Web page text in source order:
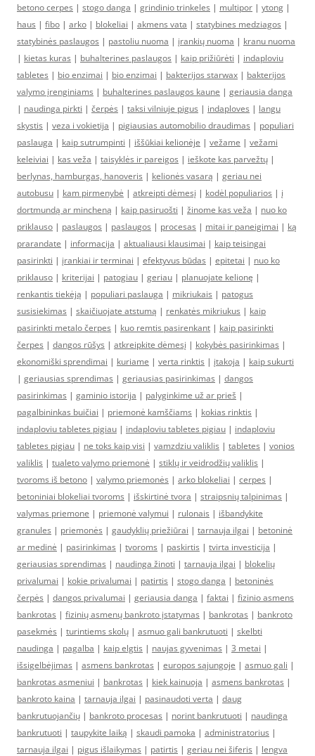
betono cerpes | stogo danga | grindinio trinkeles | multipor | ytong |
haus | fibo | arko | blokeliai | akmens vata | statybines medziagos |
statybinės paslaugos | pastoliu nuoma | įrankių nuoma | kranu nuoma
| kietas kuras | buhalterines paslaugos | kaip prižiūrėti | indaploviu
tabletes | bio enzimai | bio enzimai | bakterijos starwax | bakterijos
valymo įrenginiams | buhalterines paslaugos kaune | geriausia danga
| naudinga pirkti | čerpės | taksi vilniuje pigus | indaploves | langu
skystis | veza i vokietija | pigiausias automobilio draudimas | populiari
paslauga | kaip sutrumpinti | iššūkiai kelionėje | vežame | vežami
keleiviai | kas veža | taisyklės ir pareigos | ieškote kas parvežtų |
berlynas, hamburgas, hanoveris | kelionės vasarą | geriau nei
autobusu | kam pirmenybė | atkreipti dėmesį | kodėl populiarios | į
dortmundą ar mincheną | kaip pasiruošti | žinome kas veža | nuo ko
priklauso | paslaugos | paslaugos | procesas | mitai ir paneigimai | ką
prarandate | informacija | aktualiausi klausimai | kaip teisingai
pasirinkti | įrankiai ir terminai | efektyvus būdas | epitetai | nuo ko
priklauso | kriterijai | patogiau | geriau | planuojate kelionę |
renkantis tiekėją | populiari paslauga | mikriukais | patogus
susisiekimas | skaičiuojate atstumą | renkatės mikriukus | kaip
pasirinkti metalo čerpes | kuo remtis pasirenkant | kaip pasirinkti
čerpes | dangos rūšys | atkreipkite dėmesį | kokybės pasirinkimas |
ekonomiški sprendimai | kuriame | verta rinktis | įtakoja | kaip sukurti
| geriausias sprendimas | geriausias pasirinkimas | dangos
pasirinkimas | gaminio istorija | palyginkime už ar prieš |
pagalbininkas buičiai | priemonė kamščiams | kokias rinktis |
indaploviu tabletes pigiau | indaploviu tabletes pigiau | indaploviu
tabletes pigiau | ne toks kaip visi | vamzdziu valiklis | tabletes | vonios
valiklis | tualeto valymo priemonė | stiklų ir veidrodžių valiklis |
tvoroms iš betono | valymo priemonės | arko blokeliai | cerpes |
betoniniai blokeliai tvoroms | išskirtinė tvora | straipsnių talpinimas |
valymas priemone | priemonė valymui | rulonais | išbandykite
granules | priemonės | gaudyklių priežiūrai | tarnauja ilgai | betoninė
ar medinė | pasirinkimas | tvoroms | paskirtis | tvirta investicija |
geriausias sprendimas | naudinga žinoti | tarnauja ilgai | blokelių
privalumai | kokie privalumai | patirtis | stogo danga | betoninės
čerpės | dangos privalumai | geriausia danga | faktai | fizinio asmens
bankrotas | fizinių asmenų bankroto įstatymas | bankrotas | bankroto
pasekmės | turintiems skolų | asmuo gali bankrutuoti | skelbti
naudinga | pagalba | kaip elgtis | naujas gyvenimas | 3 metai |
išsigelbėjimas | asmens bankrotas | europos sąjungoje | asmuo gali |
bankrotas asmeniui | bankrotas | kiek kainuoja | asmens bankrotas |
bankroto kaina | tarnauja ilgai | pasinaudoti verta | daug
bankrutuojančių | bankroto procesas | norint bankrutuoti | naudinga
bankrutuoti | taupykite laiką | skaudi pamoka | administratorius |
tarnauja ilgai | pigus išlaikymas | patirtis | geriau nei šiferis | lengva